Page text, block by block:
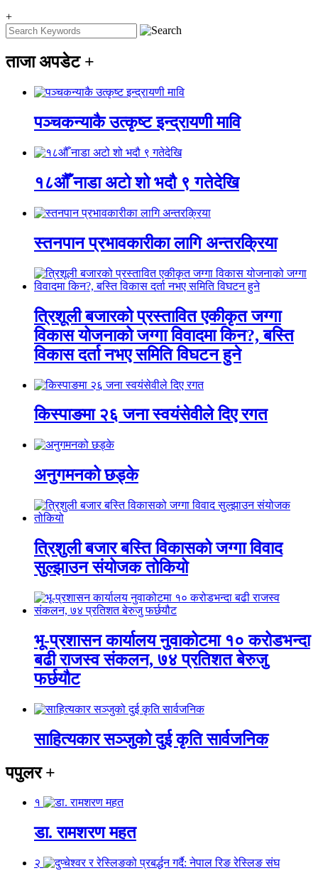
+
ताजा अपडेट +
पञ्चकन्याकै उत्कृष्ट इन्द्रायणी मावि
१८औँ नाडा अटो शो भदौ ९ गतेदेखि
स्तनपान प्रभावकारीका लागि अन्तरक्रिया
त्रिशूली बजारको प्रस्तावित एकीकृत जग्गा
विकास योजनाको जग्गा विवादमा किन?, बस्ति
विकास दर्ता नभए समिति विघटन हुने
किस्पाङमा २६ जना स्वयंसेवीले दिए रगत
अनुगमनको छड्के
त्रिशुली बजार बस्ति विकासको जग्गा विवाद
सुल्झाउन संयोजक तोकियो
भू-प्रशासन कार्यालय नुवाकोटमा १० करोडभन्दा
बढी राजस्व संकलन, ७४ प्रतिशत बेरुजु
फर्छयौट
साहित्यकार सञ्जुको दुई कृति सार्वजनिक
पपुलर+
१
डा. रामशरण महत
२